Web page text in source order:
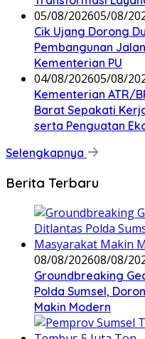
05/08/202605/08/
Cik Ujang Dorong
Pembangunan
Kementerian PU
04/08/202605/08/
Kementerian ATR/
Barat Sepakati
serta Penguatan
Selengkapnya
Berita Terbaru
08/08/202608/08/
Groundbreaking
Polda Sumsel,
Makin Modern